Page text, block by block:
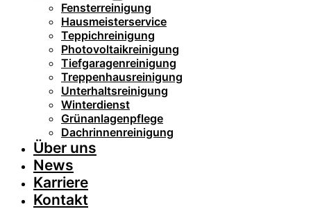
Fensterreinigung
Hausmeisterservice
Teppichreinigung
Photovoltaikreinigung
Tiefgaragenreinigung
Treppenhausreinigung
Unterhaltsreinigung
Winterdienst
Grünanlagenpflege
Dachrinnenreinigung
Über uns
News
Karriere
Kontakt